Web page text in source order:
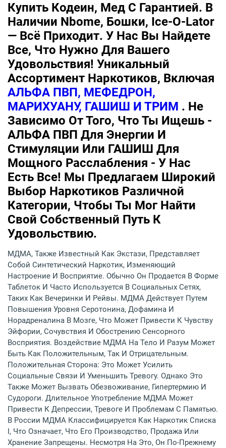
Купить Кодеин, Мед С Гарантией. В
Наличии Nbome, Бошки, Ice-O-Lator
— Всё Приходит. У Нас Вы Найдете
Все, Что Нужно Для Вашего
Удовольствия! Уникальный
Ассортимент Наркотиков, Включая
АЛЬФА ПВП, МЕФЕДРОН,
МАРИХУАНУ, ГАШИШ И ТРИМ . Не
Зависимо От Того, Что Ты Ищешь -
АЛЬФА ПВП Для Энергии И
Стимуляции Или ГАШИШ Для
Мощного Расслабления - У Нас
Есть Все! Мы Предлагаем Широкий
Выбор Наркотиков Различной
Категории, Чтобы Ты Мог Найти
Свой Собственный Путь К
Удовольствию.
МДМА, Также Известный Как Экстази, Представляет
Собой Синтетический Наркотик, Изменяющий
Настроение И Восприятие. Обычно Он Продается В Форме
Таблеток И Часто Используется В Социальных Сетях,
Таких Как Вечеринки И Рейвы. МДМА Действует Путем
Повышения Уровня Серотонина, Дофамина И
Норадреналина В Мозге, Что Может Привести К Чувству
Эйфории, Сочувствия И Обострению Сенсорного
Восприятия. Воздействие МДМА На Тело И Разум Может
Быть Как Положительным, Так И Отрицательным.
Положительная Сторона: Это Может Усилить
Социальные Связи И Уменьшить Тревогу. Однако Это
Также Может Вызвать Обезвоживание, Гипертермию И
Судороги. Длительное Употребление МДМА Может
Привести К Депрессии, Тревоге И Проблемам С Памятью.
В России МДМА Классифицируется Как Наркотик Списка
I, Что Означает, Что Его Производство, Продажа Или
Хранение Запрещены. Несмотря На Это, Он По-Прежнему